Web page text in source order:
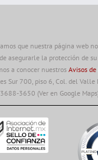
que nuestra página web
asegurarle la protección de
a conocer nuestros Avisos
Sur 700, piso 6, Col. del Valle
3688-3650 (Ver en Google